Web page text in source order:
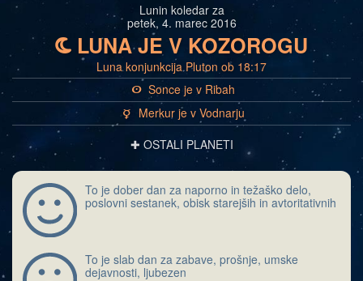
Lunin koledar za
petek, 4. marec 2016
b LUNA JE V KOZOROGU
Luna konjunkcija Pluton ob 18:17
a Sonce je v Ribah
c
Merkur je v Vodnarju
✚ OSTALI PLANETI
To je dober dan za naporno in težaško delo,
poslovni sestanek, obisk starejših in avtoritativnih
To je slab dan za zabave, prošnje, umske
dejavnosti, ljubezen